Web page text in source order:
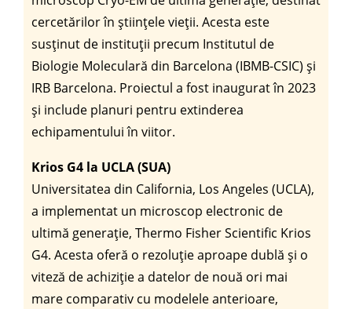
cercetărilor în științele vieții. Acesta este
susținut de instituții precum Institutul de
Biologie Moleculară din Barcelona (IBMB-CSIC) și
IRB Barcelona. Proiectul a fost inaugurat în 2023
și include planuri pentru extinderea
echipamentului în viitor.
Krios G4 la UCLA (SUA)
Universitatea din California, Los Angeles (UCLA),
a implementat un microscop electronic de
ultimă generație, Thermo Fisher Scientific Krios
G4. Acesta oferă o rezoluție aproape dublă și o
viteză de achiziție a datelor de nouă ori mai
mare comparativ cu modelele anterioare,